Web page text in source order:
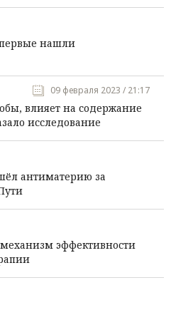
нашли
09 февраля 2023 / 21:17
влияет на содержание
исследование
антиматерию за
эффективности